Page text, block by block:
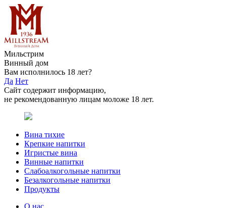
Мильстрим
Винный дом
Вам исполнилось 18 лет?
Да Нет
Сайт содержит информацию,
не рекомендованную лицам моложе 18 лет.
Вина тихие
Крепкие напитки
Игристые вина
Винные напитки
Слабоалкогольные напитки
Безалкогольные напитки
Продукты
О нас